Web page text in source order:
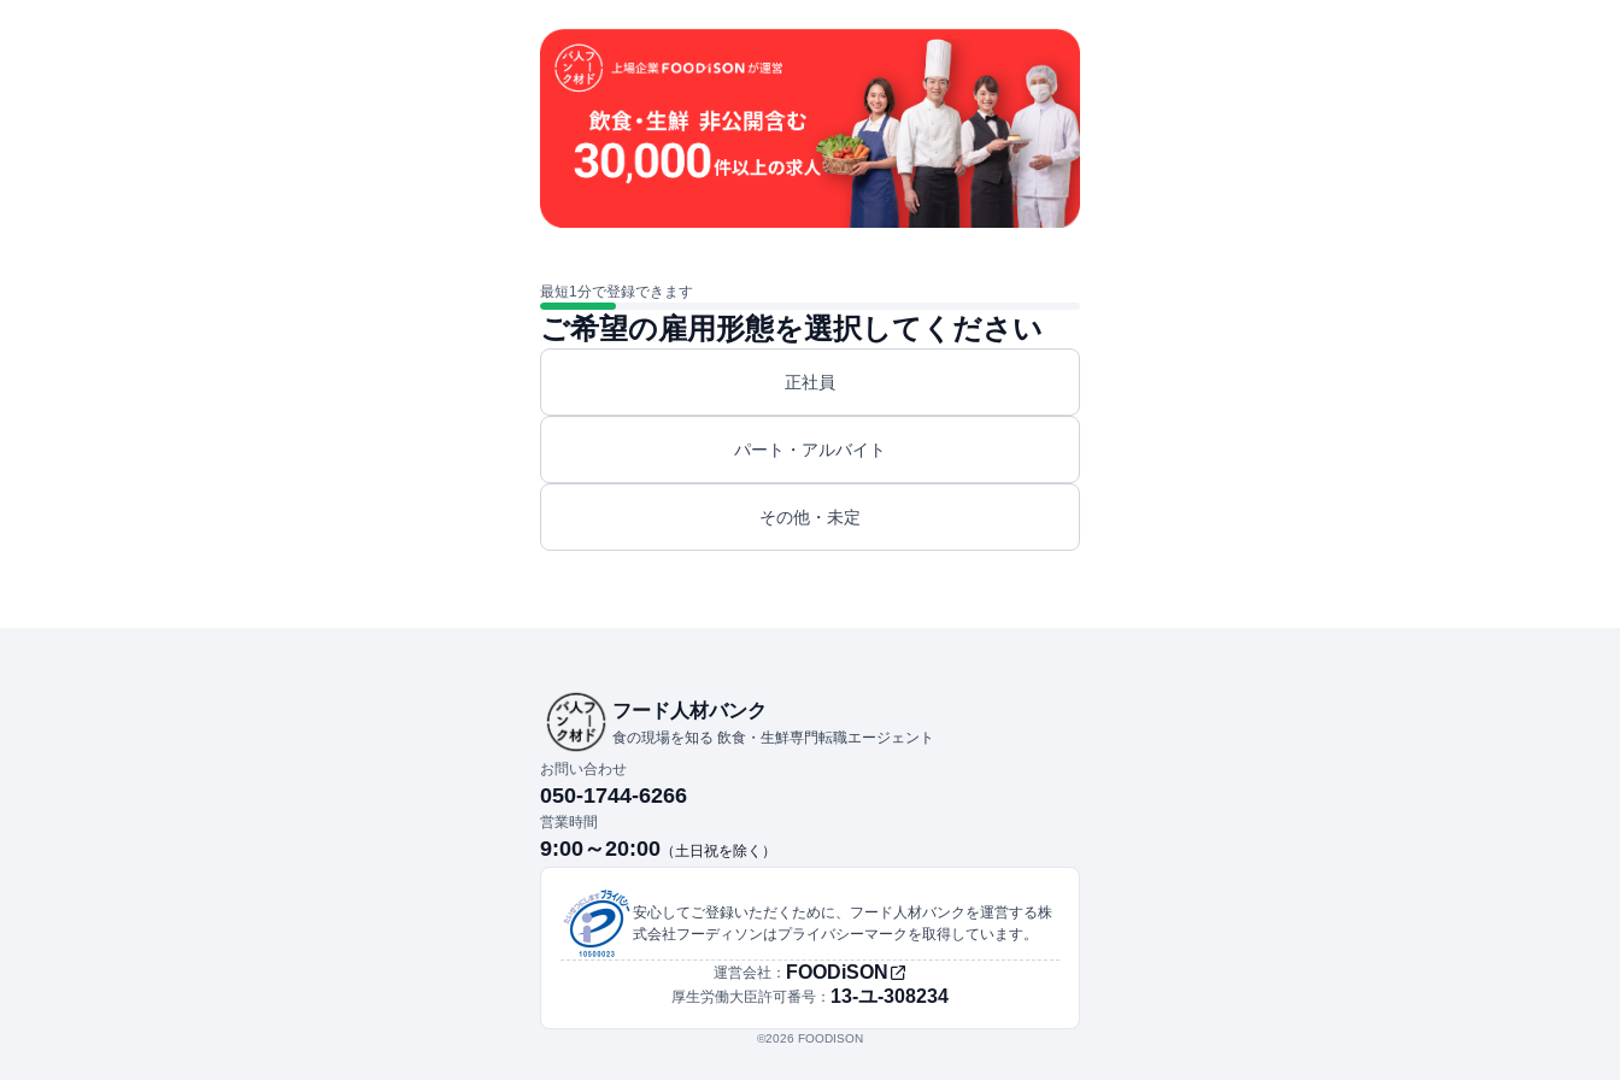
最短1分で登録できます
ご希望の雇用形態を選択してください
正社員
パート・アルバイト
その他・未定
フード人材バンク
食の現場を知る 飲食・生鮮専門転職エージェント
お問い合わせ
050-1744-6266
営業時間
9:00～20:00 （土日祝を除く）
安心してご登録いただくために、フード人材バンクを運営する株
式会社フーディソンはプライバシーマークを取得しています。
運営会社： FOODiSON
厚生労働大臣許可番号： 13-ユ-308234
©︎2026 FOODISON